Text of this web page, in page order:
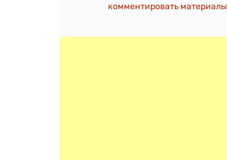
комментировать материалы